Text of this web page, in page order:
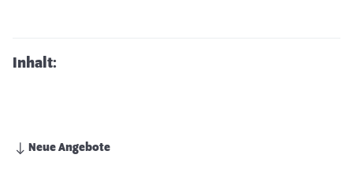
Inhalt:
Neue Angebote